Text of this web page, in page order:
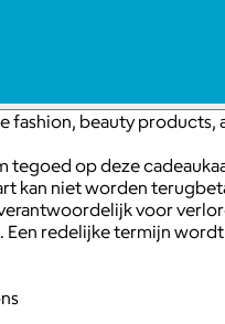
beauty products,
tegoed op deze
kan niet worden
verantwoordelijk voor
redelijke termijn